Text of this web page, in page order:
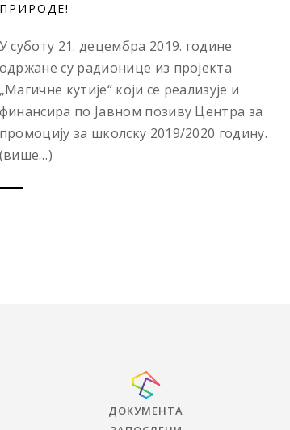
ПРИРОДЕ!
У суботу 21. децембра 2019. године
одржане су радионице из пројекта
„Магичне кутије“ који се реализује и
финансира по Јавном позиву Центра за
промоцију за школску 2019/2020 годину.
(више…)
ДОКУМЕНТА